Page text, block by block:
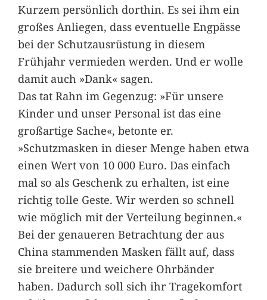
Kurzem persönlich dorthin. Es sei ihm ein
großes Anliegen, dass eventuelle Engpässe
bei der Schutzausrüstung in diesem
Frühjahr vermieden werden. Und er wolle
damit auch »Dank« sagen.
Das tat Rahn im Gegenzug: »Für unsere
Kinder und unser Personal ist das eine
großartige Sache«, betonte er.
»Schutzmasken in dieser Menge haben etwa
einen Wert von 10 000 Euro. Das einfach
mal so als Geschenk zu erhalten, ist eine
richtig tolle Geste. Wir werden so schnell
wie möglich mit der Verteilung beginnen.«
Bei der genaueren Betrachtung der aus
China stammenden Masken fällt auf, dass
sie breitere und weichere Ohrbänder
haben. Dadurch soll sich ihr Tragekomfort